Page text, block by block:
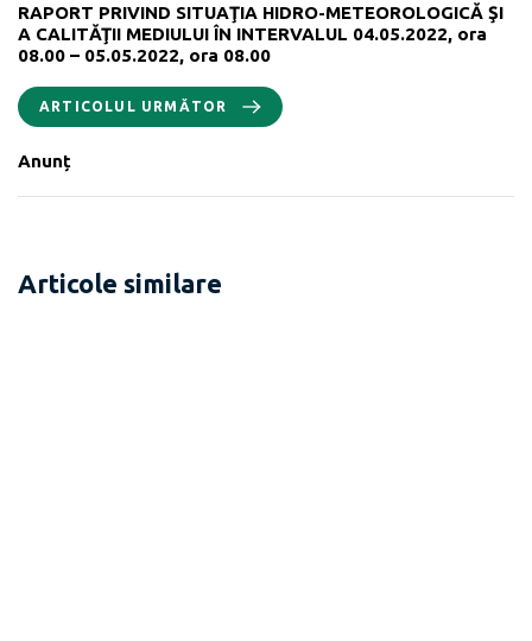
RAPORT PRIVIND SITUAŢIA HIDRO-METEOROLOGICĂ ŞI
A CALITĂŢII MEDIULUI ÎN INTERVALUL 04.05.2022, ora
08.00 – 05.05.2022, ora 08.00
ARTICOLUL URMĂTOR
Anunț
Articole similare